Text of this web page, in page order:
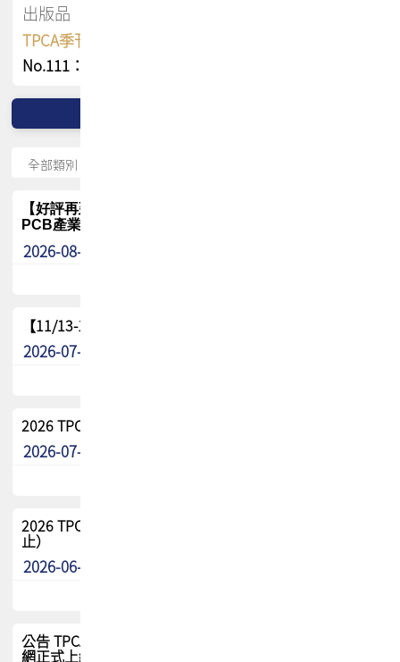
出版品
TPCA季刊 FREE 線上版
No.111：PCB全球風險布局與韌性
【好評再延長】PCB GPT 全面開放體驗延長到8月!!
PCB產業專屬 AI 知識平台
2026-08-04
【11/13-15】2026 TPCA 百岳登頂_南橫三星
2026-07-22
2026 TPCA中南區會員問卷暨7/31交流餐敘報名
2026-07-08
2026 TPCA健康盃保齡球聯誼賽 熱烈報名中（8/3報名截
止）
2026-06-29
公告 TPCA 台灣電路板協會官網將迎來新面貌，7/1 新官
網正式上線！